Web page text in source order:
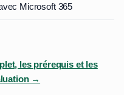
Microsoft 365
les prérequis et les
→